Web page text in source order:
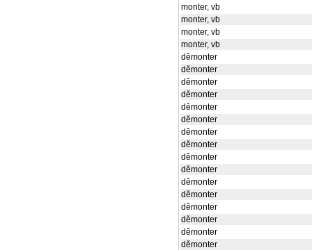
monter, vb
monter, vb
monter, vb
monter, vb
děmonter
děmonter
děmonter
děmonter
děmonter
děmonter
děmonter
děmonter
děmonter
děmonter
děmonter
děmonter
děmonter
děmonter
děmonter
děmonter